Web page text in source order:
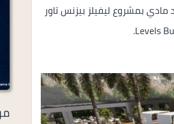
مادي بمشروع ليفيلز بيزنس تاور